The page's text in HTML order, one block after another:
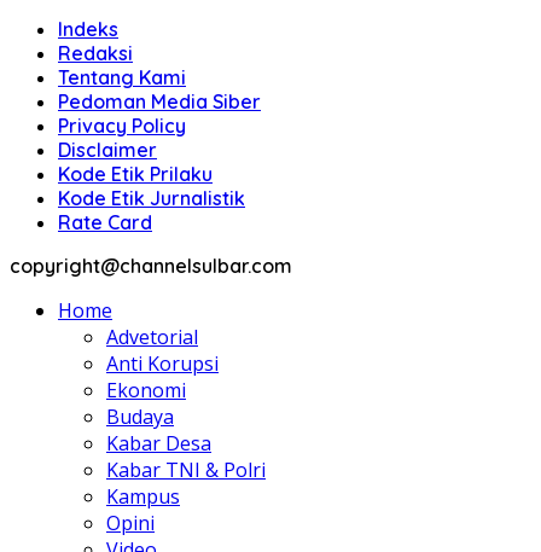
Indeks
Redaksi
Tentang Kami
Pedoman Media Siber
Privacy Policy
Disclaimer
Kode Etik Prilaku
Kode Etik Jurnalistik
Rate Card
copyright@channelsulbar.com
Home
Advetorial
Anti Korupsi
Ekonomi
Budaya
Kabar Desa
Kabar TNI & Polri
Kampus
Opini